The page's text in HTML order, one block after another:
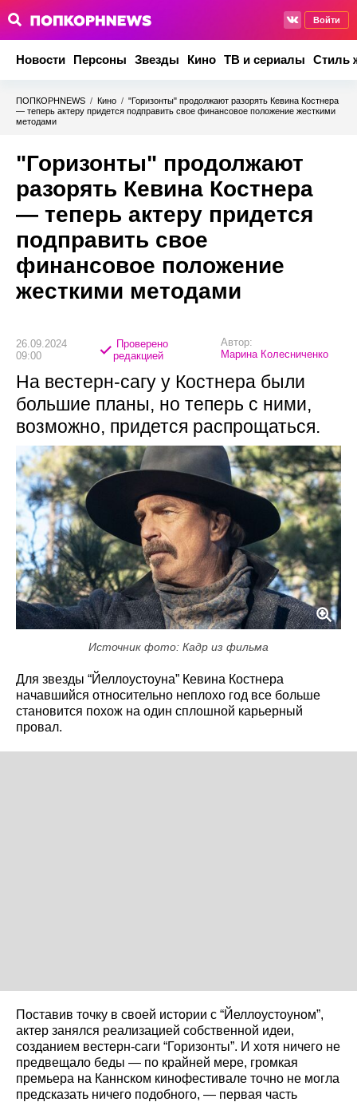
Войти
Новости Персоны Звезды Кино ТВ и сериалы Стиль
ПОПКОРНNEWS / Кино / "Горизонты" продолжают разорять Кевина Костнера
— теперь актеру придется подправить свое финансовое положение жесткими
методами
"Горизонты" продолжают
разорять Кевина Костнера
— теперь актеру придется
подправить свое
финансовое положение
жесткими методами
26.09.2024
09:00
Проверено
редакцией
Автор:
Марина Колесниченко
На вестерн-сагу у Костнера были
большие планы, но теперь с ними,
возможно, придется распрощаться.
Источник фото: Кадр из фильма
Для звезды “Йеллоустоуна” Кевина Костнера
начавшийся относительно неплохо год все больше
становится похож на один сплошной карьерный
провал.
Поставив точку в своей истории с “Йеллоустоуном”,
актер занялся реализацией собственной идеи,
созданием вестерн-саги “Горизонты”. И хотя ничего не
предвещало беды — по крайней мере, громкая
премьера на Каннском кинофестивале точно не могла
предсказать ничего подобного, — первая часть